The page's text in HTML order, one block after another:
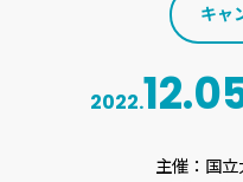
キャ
2022.
主催：国